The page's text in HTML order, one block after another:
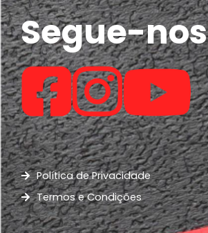
Segue-nos
Política de Privacidade
Termos e Condições